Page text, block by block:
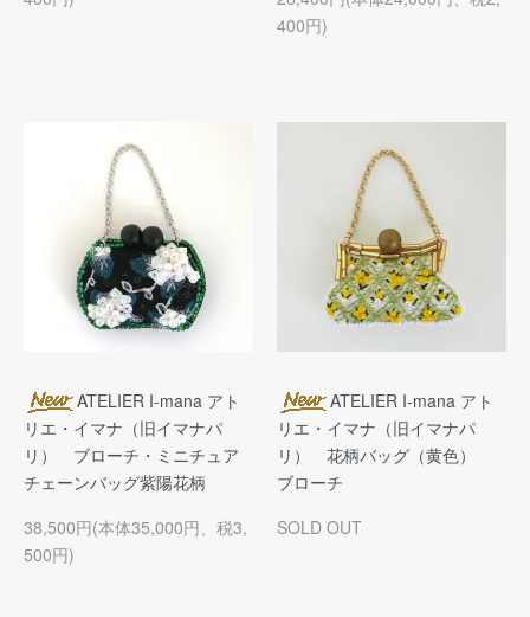
400円)
ATELIER I-mana アト
リエ・イマナ（旧イマナパ
リ） ブローチ・ミニチュア
チェーンバッグ紫陽花柄
38,500円(本体35,000円、税3,
500円)
ATELIER I-mana アト
リエ・イマナ（旧イマナパ
リ） 花柄バッグ（黄色）
ブローチ
SOLD OUT